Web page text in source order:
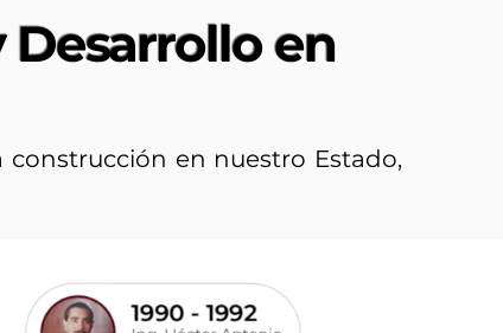
Desarrollo en
en nuestro Estado,